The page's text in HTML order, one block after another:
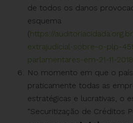
de todos os danos
esquema
(https://
extrajudicial-sobre-o-plp-
parlamentares-em-21-11-
No momento em que o
praticamente todas as
estratégicas e lucrativas, o
“Securitização de Créditos